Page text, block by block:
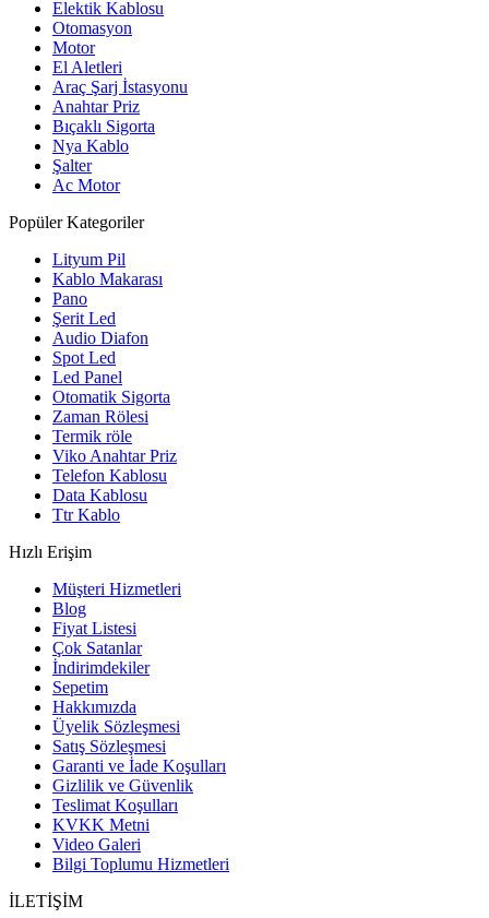
Elektik Kablosu
Otomasyon
Motor
El Aletleri
Araç Şarj İstasyonu
Anahtar Priz
Bıçaklı Sigorta
Nya Kablo
Şalter
Ac Motor
Popüler Kategoriler
Lityum Pil
Kablo Makarası
Pano
Şerit Led
Audio Diafon
Spot Led
Led Panel
Otomatik Sigorta
Zaman Rölesi
Termik röle
Viko Anahtar Priz
Telefon Kablosu
Data Kablosu
Ttr Kablo
Hızlı Erişim
Müşteri Hizmetleri
Blog
Fiyat Listesi
Çok Satanlar
İndirimdekiler
Sepetim
Hakkımızda
Üyelik Sözleşmesi
Satış Sözleşmesi
Garanti ve İade Koşulları
Gizlilik ve Güvenlik
Teslimat Koşulları
KVKK Metni
Video Galeri
Bilgi Toplumu Hizmetleri
İLETİŞİM